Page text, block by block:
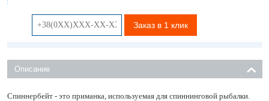
Заказ в 1 клик
Описание
Спиннербейт - это приманка, используемая для спиннинговой рыбалки.